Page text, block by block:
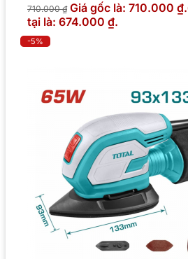
710.000₫ Giá gốc là: 710.000 ₫.
tại là: 674.000 ₫.
-5%